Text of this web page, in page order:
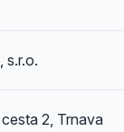
s.r.o.
2, Trnava